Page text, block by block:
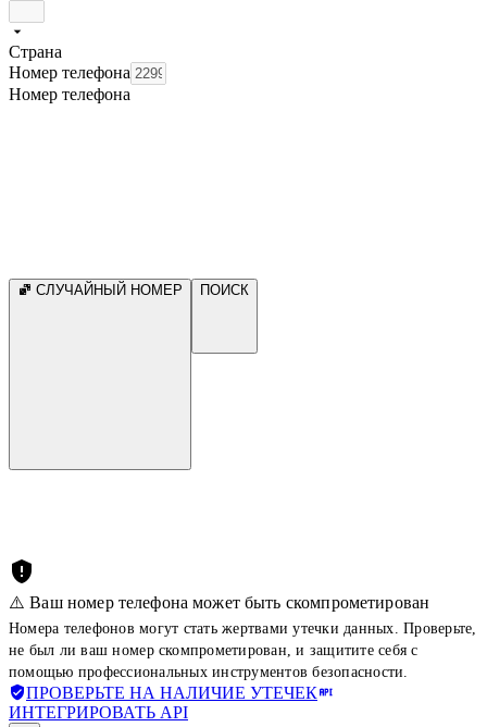
Страна
Номер телефона
Номер телефона
СЛУЧАЙНЫЙ НОМЕР ПОИСК
⚠️ Ваш номер телефона может быть скомпрометирован
Номера телефонов могут стать жертвами утечки данных. Проверьте,
не был ли ваш номер скомпрометирован, и защитите себя с
помощью профессиональных инструментов безопасности.
ПРОВЕРЬТЕ НА НАЛИЧИЕ УТЕЧЕК
ИНТЕГРИРОВАТЬ API